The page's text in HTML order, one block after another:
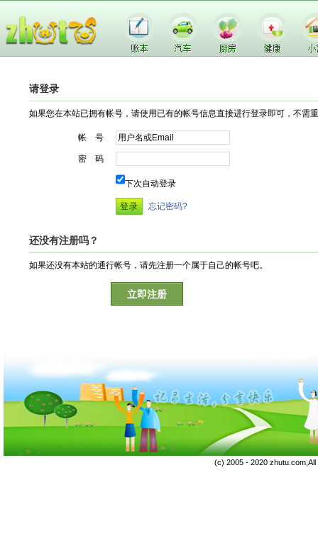
请登录
如果您在本站已拥有帐号，请使用已有的帐号信息直接进行登录即可，不需
帐 号
密 码
下次自动登录
忘记密码?
还没有注册吗？
如果还没有本站的通行帐号，请先注册一个属于自己的帐号吧。
立即注册
(c) 2005 - 2020